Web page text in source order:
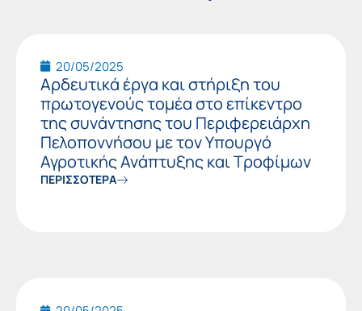
20/05/2025
Αρδευτικά έργα και στήριξη του
πρωτογενούς τομέα στο επίκεντρο
της συνάντησης του Περιφερειάρχη
Πελοποννήσου με τον Υπουργό
Αγροτικής Ανάπτυξης και Τροφίμων
ΠΕΡΙΣΣΟΤΕΡΑ